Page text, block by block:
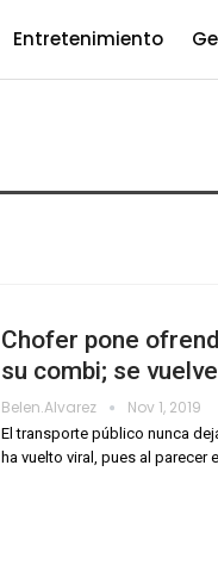
Entretenimiento
Chofer pone
su combi; se
Belen.alvarez Nov 1, 2019
El transporte público nunca
ha vuelto viral, pues al